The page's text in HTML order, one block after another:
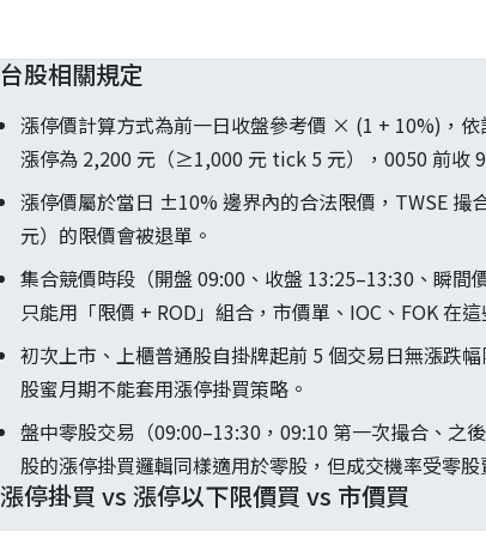
台股相關規定
漲停價計算方式為前一日收盤參考價 × (1 + 10%)，
漲停為 2,200 元（≥1,000 元 tick 5 元），0050 前收
漲停價屬於當日 ±10% 邊界內的合法限價，TWSE 撮
元）的限價會被退單。
集合競價時段（開盤 09:00、收盤 13:25–13:30、瞬
只能用「限價 + ROD」組合，市價單、IOC、FOK 在
初次上市、上櫃普通股自掛牌起前 5 個交易日無漲跌
股蜜月期不能套用漲停掛買策略。
盤中零股交易（09:00–13:30，09:10 第一次撮合、之
股的漲停掛買邏輯同樣適用於零股，但成交機率受零股
漲停掛買 vs 漲停以下限價買 vs 市價買